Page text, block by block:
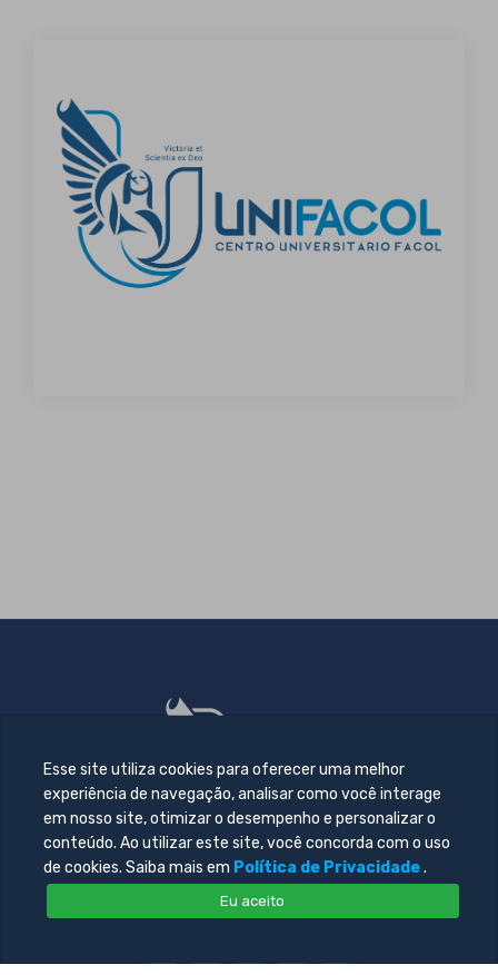
Esse site utiliza cookies para oferecer uma melhor
experiência de navegação, analisar como você interage
em nosso site, otimizar o desempenho e personalizar o
conteúdo. Ao utilizar este site, você concorda com o uso
de cookies. Saiba mais em Política de Privacidade .
Eu aceito